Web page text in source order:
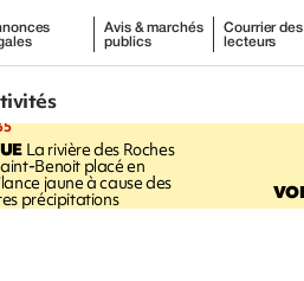
Avis & marchés
publics
Courrier des
lecteurs
La rivière des Roches
Benoit placé en
jaune à cause des
précipitations